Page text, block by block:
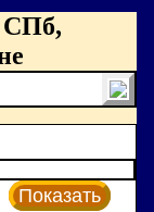
Показать